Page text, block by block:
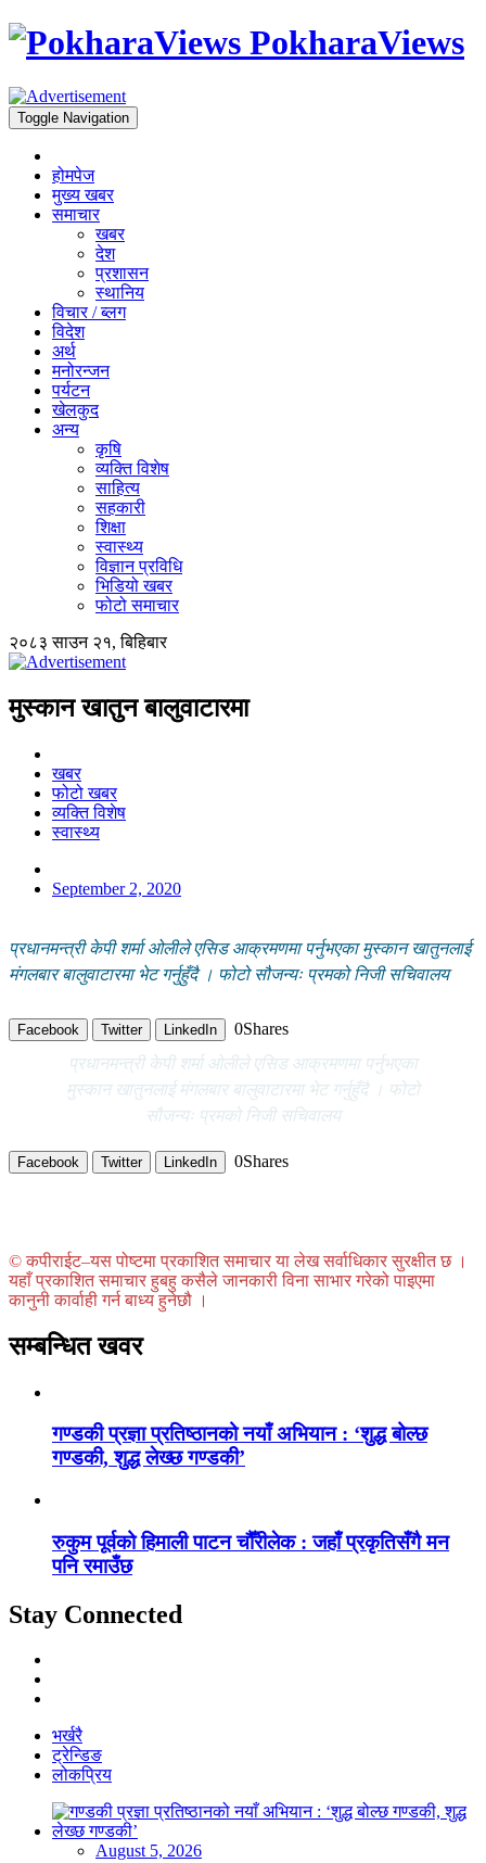
PokharaViews
Toggle Navigation
होमपेज
मुख्य खबर
समाचार
खबर
देश
प्रशासन
स्थानिय
विचार / ब्लग
विदेश
अर्थ
मनोरन्जन
पर्यटन
खेलकुद
अन्य
कृषि
व्यक्ति विशेष
साहित्य
सहकारी
शिक्षा
स्वास्थ्य
विज्ञान प्रविधि
भिडियो खबर
फोटो समाचार
२०८३ साउन २१, बिहिबार
मुस्कान खातुन बालुवाटारमा
खबर
फोटो खबर
व्यक्ति विशेष
स्वास्थ्य
September 2, 2020
प्रधानमन्त्री केपी शर्मा ओलीले एसिड आक्रमणमा पर्नुभएका मुस्कान खातुनलाई
मंगलबार बालुवाटारमा भेट गर्नुहुँदै । फोटो सौजन्यः प्रमको निजी सचिवालय
Facebook Twitter LinkedIn 0Shares
प्रधानमन्त्री केपी शर्मा ओलीले एसिड आक्रमणमा पर्नुभएका
मुस्कान खातुनलाई मंगलबार बालुवाटारमा भेट गर्नुहुँदै । फोटो
सौजन्यः प्रमको निजी सचिवालय
Facebook Twitter LinkedIn 0Shares
© कपीराईट–यस पोष्टमा प्रकाशित समाचार या लेख सर्वाधिकार सुरक्षीत छ ।
यहाँ प्रकाशित समाचार हुबहु कसैले जानकारी विना साभार गरेको पाइएमा
कानुनी कार्वाही गर्न बाध्य हुनेछौ ।
सम्बन्धित खवर
गण्डकी प्रज्ञा प्रतिष्ठानको नयाँ अभियान : ‘शुद्ध बोल्छ
गण्डकी, शुद्ध लेख्छ गण्डकी’
रुकुम पूर्वको हिमाली पाटन चौँरीलेक : जहाँ प्रकृतिसँगै मन
पनि रमाउँछ
Stay Connected
भर्खरै
ट्रेन्डिङ
लोकप्रिय
August 5, 2026